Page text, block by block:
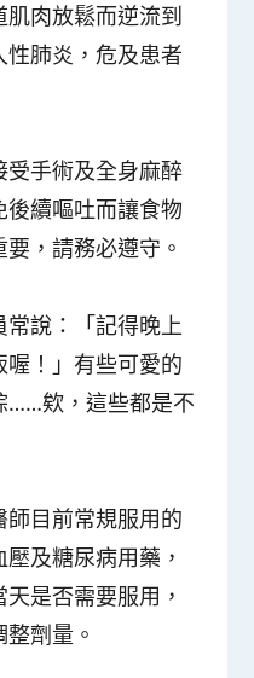
肉放鬆而逆流到
肺炎，危及患者
受手術及全身麻醉
後續嘔吐而讓食物
，請務必遵守。
常說：「記得晚上
！」有些可愛的
……欸，這些都是不
師目前常規服用的
及糖尿病用藥，
是否需要服用，
劑量。